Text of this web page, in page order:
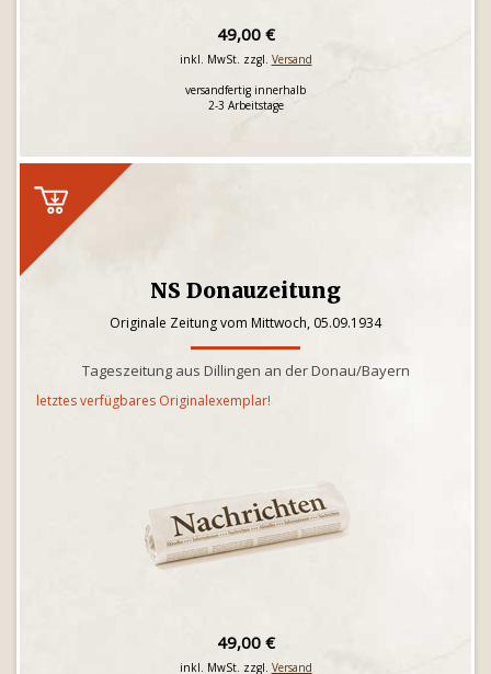
49,00 €
inkl. MwSt. zzgl. Versand
versandfertig innerhalb
2-3 Arbeitstage
NS Donauzeitung
Originale Zeitung vom Mittwoch, 05.09.1934
Tageszeitung aus Dillingen an der Donau/Bayern
letztes verfügbares Originalexemplar!
49,00 €
inkl. MwSt. zzgl. Versand